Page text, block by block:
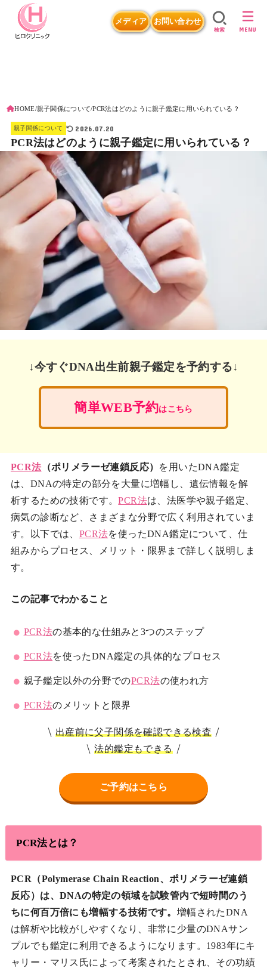
メディア お問い合わせ
検索 MENU
HOME 親子関係について PCR法はどのように親子鑑定に用いられている？
親子関係について 2026.07.20
PCR法はどのように親子鑑定に用いられている？
↓今すぐDNA出生前親子鑑定を予約する↓
簡単WEB予約はこちら
PCR法 （ポリメラーゼ連鎖反応） を用いたDNA鑑定
は、DNAの特定の部分を大量に増幅し、遺伝情報を解
析するための技術です。PCR法は、法医学や親子鑑定、
病気の診断など、さまざまな分野で広く利用されていま
す。以下では、 PCR法を使ったDNA鑑定について、仕
組みからプロセス、メリット・限界まで詳しく説明しま
す。
この記事でわかること
PCR法の基本的な仕組みと3つのステップ
PCR法を使ったDNA鑑定の具体的なプロセス
親子鑑定以外の分野でのPCR法の使われ方
PCR法のメリットと限界
出産前に父子関係を確認できる検査
法的鑑定もできる
ご予約はこちら
PCR法とは？
PCR（Polymerase Chain Reaction、ポリメラーゼ連鎖
反応）は、DNAの特定の領域を試験管内で短時間のう
ちに何百万倍にも増幅する技術です。 増幅されたDNA
は解析や比較がしやすくなり、非常に少量のDNAサン
プルでも鑑定に利用できるようになります。1983年にキ
ャリー・マリス氏によって考案されたとされ、その功績